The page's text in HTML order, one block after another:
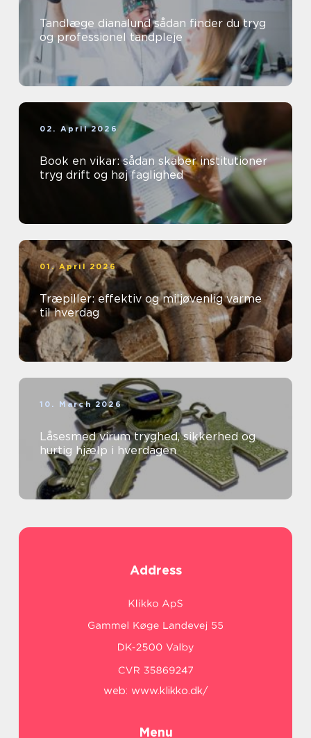
Tandlæge dianalund sådan finder du tryg
og professionel tandpleje
02. April 2026
Book en vikar: sådan skaber institutioner
tryg drift og høj faglighed
01. April 2026
Træpiller: effektiv og miljøvenlig varme
til hverdag
10. March 2026
Låsesmed virum tryghed, sikkerhed og
hurtig hjælp i hverdagen
Address
web: www.klikko.dk/
Menu